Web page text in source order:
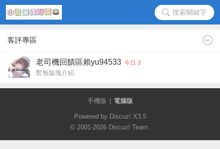
搜索關鍵字
客評專區
老司機回饋區賴yu94533 今日 3
暫無版塊介紹
手機版 電腦版
Powered by Discuz! X3.5
© 2001-2026 Discuz! Team.